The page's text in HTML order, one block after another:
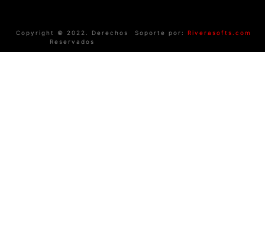
Copyright © 2022. Derechos
Reservados
Soporte por: Riverasofts.com